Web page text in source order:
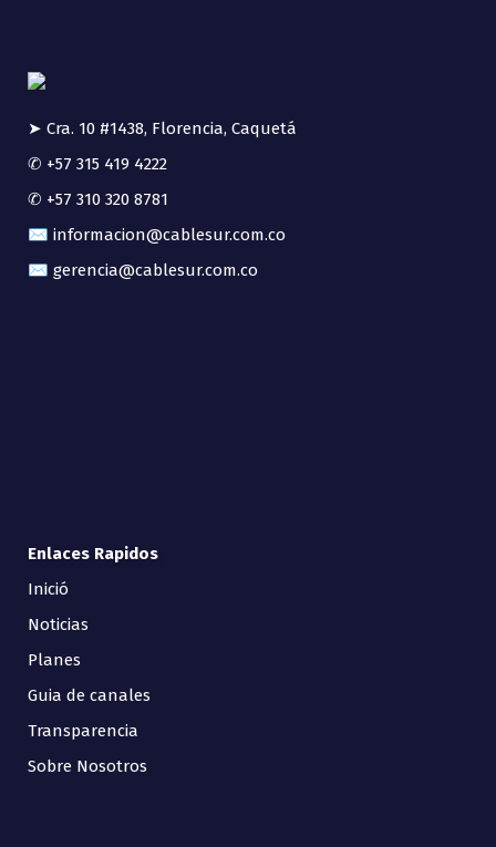
➤ Cra. 10 #1438, Florencia, Caquetá
✆ +57 315 419 4222
✆ +57 310 320 8781
✉ informacion@cablesur.com.co
✉ gerencia@cablesur.com.co
Enlaces Rapidos
Inició
Noticias
Planes
Guia de canales
Transparencia
Sobre Nosotros